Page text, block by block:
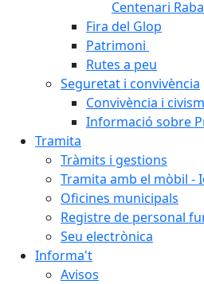
Centenari
Fira del Glop
Patrimoni
Rutes a peu
Seguretat i convivència
Convivència i
Informació sobre
Tramita
Tràmits i gestions
Tramita amb el mòbil -
Oficines municipals
Registre de personal
Seu electrònica
Informa't
Avisos